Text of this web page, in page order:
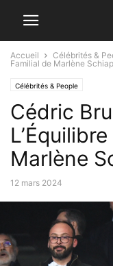
Accueil Célébrités &
Familial de Marlène
Célébrités & People
Cédric
Marlène
12 mars 2024